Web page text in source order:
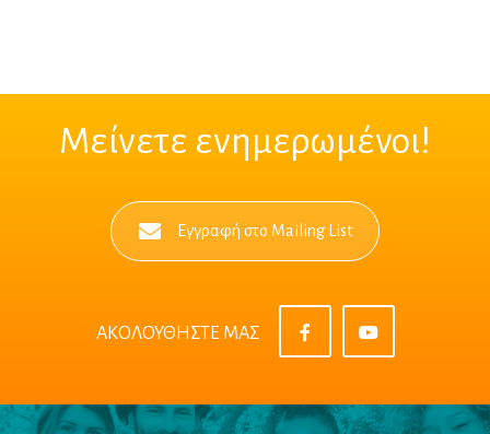
Μείνετε ενημερωμένοι!
Εγγραφή στο Mailing List
ΑΚΟΛΟΥΘΗΣΤΕ ΜΑΣ